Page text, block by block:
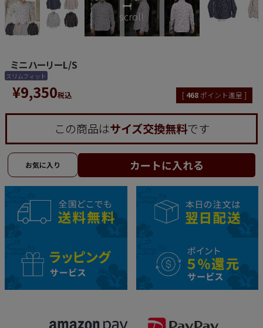
scroll
ミニハーリーL/S
スリムフィット
¥9,350税込 [ 468 ポイント進呈 ]
この商品はサイズ交換無料です
カートに入れる